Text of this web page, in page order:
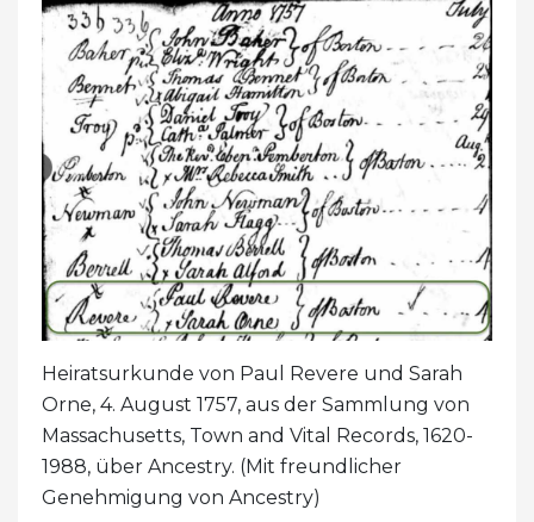
Heiratsurkunde von Paul Revere und Sarah
Orne, 4. August 1757, aus der Sammlung von
Massachusetts, Town and Vital Records, 1620-
1988, über Ancestry. (Mit freundlicher
Genehmigung von Ancestry)